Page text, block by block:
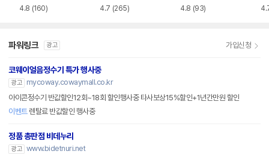
4.8 (160) 4.7 (265) 4.8 (93)
파워링크 광고 가입신청
코웨이얼음정수기 특가 행사중
광고
mycoway.cowaymall.co.kr
아이콘정수기 반값할인12회~18회 할인행사중 타사보상15%할인+1년간만원 할인
이벤트렌탈료 반값할인 행사중
정품 총판점 비데누리
광고 www.bidetnuri.net